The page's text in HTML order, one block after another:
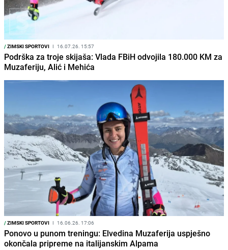
/ZIMSKI SPORTOVI I 16.07.26. 15:57
Podrška za troje skijaša: Vlada FBiH odvojila 180.000 KM za
Muzaferiju, Alić i Mehića
/ZIMSKI SPORTOVI I 16.06.26. 17:06
Ponovo u punom treningu: Elvedina Muzaferija uspješno
okončala pripreme na italijanskim Alpama